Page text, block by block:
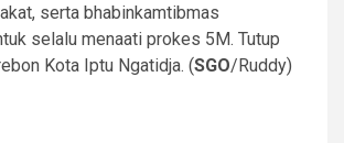
serta bhabinkamtibmas
selalu menaati prokes 5M. Tutup
Kota Iptu Ngatidja. (SGO/Ruddy)